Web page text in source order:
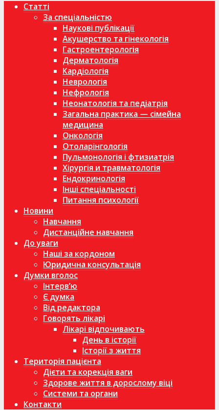
Статті
За спеціальністю
Наукові публікації
Акушерство та гінекологія
Гастроентерологія
Дерматологія
Кардіологія
Неврологія
Нефрологія
Неонатологія та педіатрія
Загальна практика — сімейна
медицина
Онкологія
Отоларінгологія
Пульмонологія і фтизиатрія
Хірургія и травматологія
Ендокринологія
Інші спеціальності
Питання психології
Новини
Навчання
Дистанційне навчання
До уваги
Наші за кордоном
Юридична консультація
Думки вголос
Інтерв’ю
Є думка
Від редактора
Говорять лікарі
Лікарі відпочивають
День в історії
Історії з життя
Територія пацієнта
Дієти та корекція ваги
Здорове життя в дорослому віці
Системи та органи
Контакти